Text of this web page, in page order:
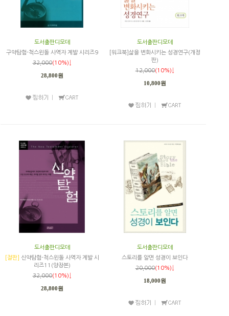
도서출판디모데
구약탐험-척스윈돌 사역자 계발 시리즈9
32,000(10%)↓
28,800원
도서출판디모데
[워크북]삶을 변화시키는 성경연구(개정
판)
12,000(10%)↓
10,800원
도서출판디모데
[절판]
신약탐험-척스윈돌 사역자 계발 시
리즈11(양장본)
32,000(10%)↓
28,800원
도서출판디모데
스토리를 알면 성경이 보인다
20,000(10%)↓
18,000원